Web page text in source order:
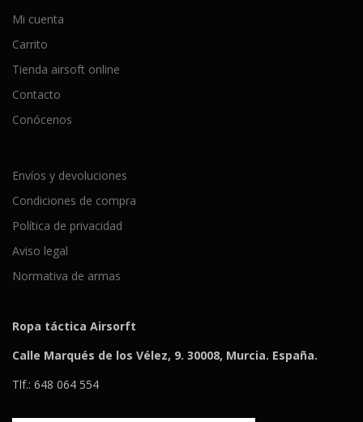
Mi cuenta
Carrito
Tienda airsoft online
Contacto
Conócenos
Envíos y devoluciones
Condiciones de compra
Política de privacidad
Aviso legal
Normativa de armas
Ropa táctica Airsorft
Calle Marqués de los Vélez, 9. 30008, Murcia. España.
Tlf.: 648 064 554